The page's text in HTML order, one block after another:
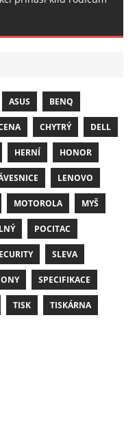
ASUS BENQ
CHYTRÝ DELL
HERNÍ HONOR
LENOVO
MOTOROLA MYŠ
POCITAC
SLEVA
SPECIFIKACE
TISK TISKÁRNA